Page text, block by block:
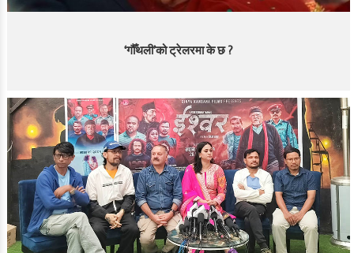
‘गौँथली’को ट्रेलरमा के छ ?